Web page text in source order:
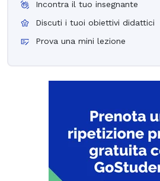
Incontra il tuo insegnante
Discuti i tuoi obiettivi didattici
Prova una mini lezione